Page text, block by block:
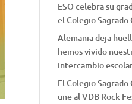
ESO celebra su
el Colegio Sagrado
Alemania deja
hemos vivido
intercambio
El Colegio Sagrado
une al VDB Rock